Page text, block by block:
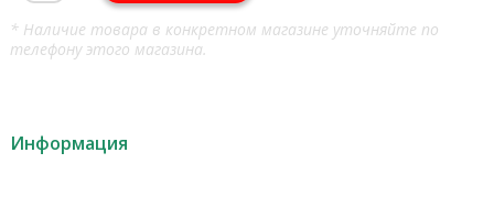
* Наличие товара в конкретном магазине уточняйте по
телефону этого магазина.
Информация